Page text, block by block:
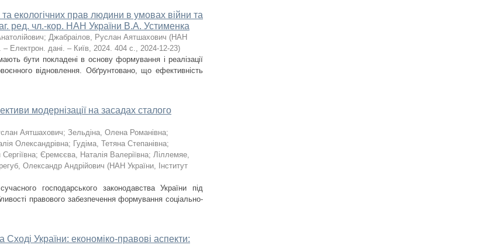
екологічних прав людини в умовах війни та
ред. чл.-кор. НАН України В.А. Устименка
; Джабраілов, Руслан Аятшахович (НАН
Електрон. дані. – Київ, 2024. 404 с., 2024-12-23)
бути покладені в основу формування і реалізації
відновлення. Обґрунтовано, що ефективність
модернізації на засадах сталого
Аятшахович; Зельдіна, Олена Романівна;
Олександрівна; Гудіма, Тетяна Степанівна;
Сергіївна; Єремєєва, Наталія Валеріївна; Ліллемяе,
Олександр Андрійович (НАН України, Інститут
господарського законодавства України під
правового забезпечення формування соціально-
України: економіко-правові аспекти: